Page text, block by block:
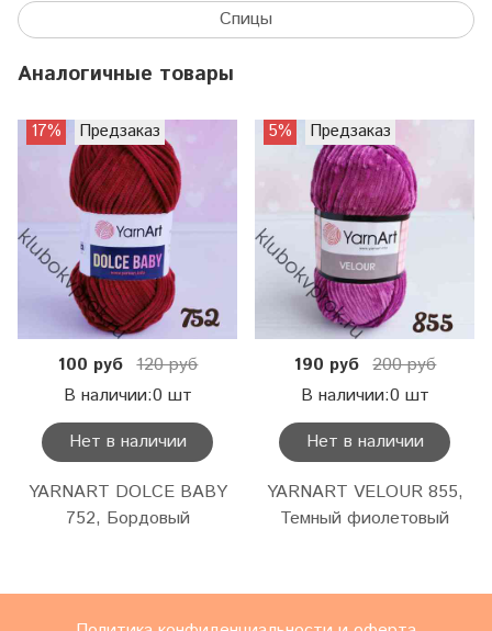
Спицы
Аналогичные товары
17% Предзаказ
100 руб 120 руб
В наличии:0 шт
Нет в наличии
YARNART DOLCE BABY
752, Бордовый
5% Предзаказ
190 руб 200 руб
В наличии:0 шт
Нет в наличии
YARNART VELOUR 855,
Темный фиолетовый